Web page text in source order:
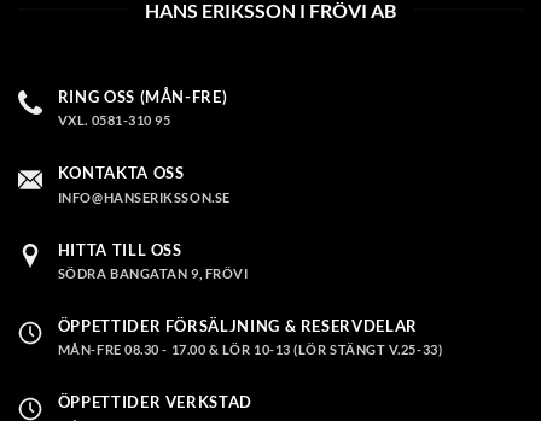
HANS ERIKSSON I FRÖVI AB
RING OSS (MÅN-FRE)
VXL. 0581-310 95
KONTAKTA OSS
INFO@HANSERIKSSON.SE
HITTA TILL OSS
SÖDRA BANGATAN 9, FRÖVI
ÖPPETTIDER FÖRSÄLJNING & RESERVDELAR
MÅN-FRE 08.30 - 17.00 & LÖR 10-13 (LÖR STÄNGT V.25-33)
ÖPPETTIDER VERKSTAD